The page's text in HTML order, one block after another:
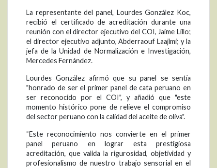
La representante del panel, Lourdes González Koc,
recibió el certificado de acreditación durante una
reunión con el director ejecutivo del COI, Jaime Lillo;
el director ejecutivo adjunto, Abderraouf Laajimi; y la
jefa de la Unidad de Normalización e Investigación,
Mercedes Fernández.
Lourdes González afirmó que su panel se sentía
"honrado de ser el primer panel de cata peruano en
ser reconocido por el COI", y añadió que "este
momento histórico pone de relieve el compromiso
del sector peruano con la calidad del aceite de oliva".
“Este reconocimiento nos convierte en el primer
panel peruano en lograr esta prestigiosa
acreditación, que valida la rigurosidad, objetividad y
profesionalismo de nuestro trabajo sensorial en el